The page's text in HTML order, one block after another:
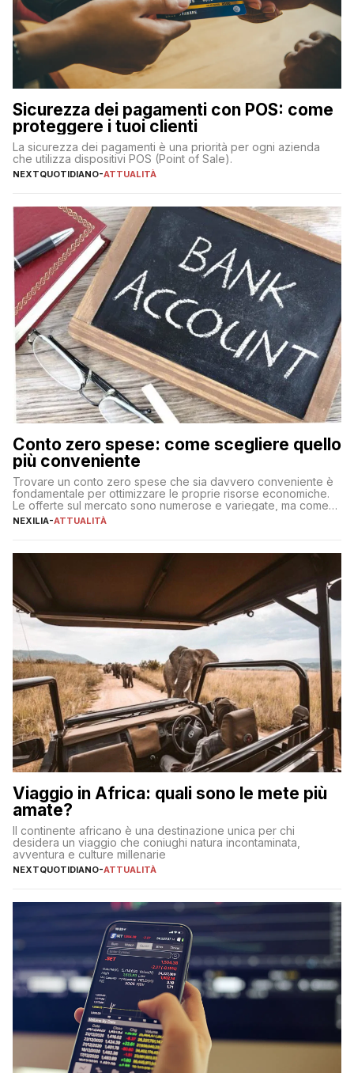
Sicurezza dei pagamenti con POS: come
proteggere i tuoi clienti
La sicurezza dei pagamenti è una priorità per ogni azienda
che utilizza dispositivi POS (Point of Sale).
NEXTQUOTIDIANO-ATTUALITÀ
Conto zero spese: come scegliere quello
più conveniente
Trovare un conto zero spese che sia davvero conveniente è
fondamentale per ottimizzare le proprie risorse economiche.
Le offerte sul mercato sono numerose e variegate, ma come
individuare quella più adatta alle proprie esigenze senza
sul […]
NEXILIA-ATTUALITÀ
Viaggio in Africa: quali sono le mete più
amate?
Il continente africano è una destinazione unica per chi
desidera un viaggio che coniughi natura incontaminata,
avventura e culture millenarie
NEXTQUOTIDIANO-ATTUALITÀ